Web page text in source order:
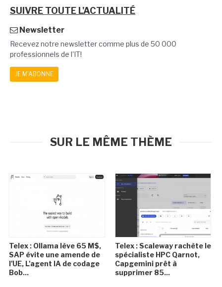
SUIVRE TOUTE L'ACTUALITÉ
Newsletter
Recevez notre newsletter comme plus de 50 000
professionnels de l'IT!
JE M'ABONNE
SUR LE MÊME THÈME
Telex : Ollama lève 65 M$,
SAP évite une amende de
l'UE, L'agent IA de codage
Bob...
Telex : Scaleway rachète le
spécialiste HPC Qarnot,
Capgemini prêt à
supprimer 85...